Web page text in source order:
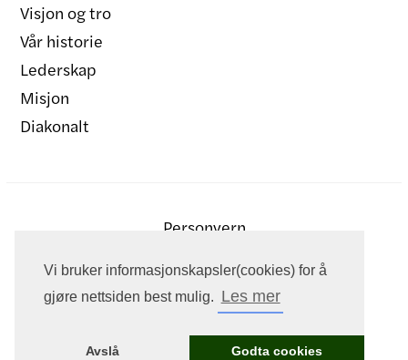
Vi bruker informasjonskapsler(cookies) for å
gjøre nettsiden best mulig. Les mer
Avslå Godta cookies
Visjon og tro
Vår historie
Lederskap
Misjon
Diakonalt
Personvern